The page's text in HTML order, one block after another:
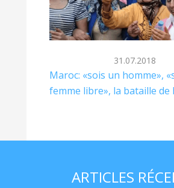
31.07.2018
Maroc: «sois un homme»,
femme libre», la bataille de
ARTICLES